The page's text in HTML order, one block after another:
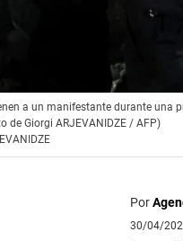
a un manifestante durante una
de Giorgi ARJEVANIDZE / AFP)
Por
30/04/